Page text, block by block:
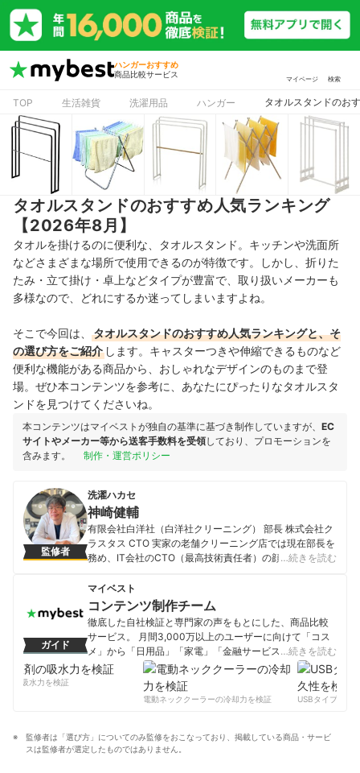
ハンガーおすすめ
商品比較サービス
マイページ 検索
TOP 生活雑貨 洗濯用品 ハンガー タオルスタンドのお
タオルスタンドのおすすめ人気ランキング
【2026年8月】
タオルを掛けるのに便利な、
タオルスタンド。キッチンや洗面所
などさまざまな場所で使用できるのが特徴です。しかし、折りた
たみ・立て掛け・卓上などタイプが豊富で、取り扱いメーカーも
多様なので、どれにするか迷ってしまいますよね。
そこで今回は、
タオルスタンドのおすすめ人気ランキングと、そ
の選び方をご紹介 します。キャスターつきや伸縮できるものなど
便利な機能がある商品から、おしゃれなデザインのものまで登
場。ぜひ本コンテンツを参考に、あなたにぴったりなタオルスタ
ンドを見つけてくださいね。
本コンテンツはマイベストが独自の基準に基づき制作していますが、 EC
サイトやメーカー等から送客手数料を受領しており、プロモーションを
含みます。
制作・運営ポリシー
監修者
洗濯ハカセ
神崎健輔
有限会社白洋社（白洋社クリーニング） 部長 株式会社ク
ラスタス CTO 実家の老舗クリーニング店では現在部長を
務め、IT会社のCTO（最高技術責任者）の顔も持つ。宅
し、全国から集配可能なクリーニング店の運営も行う。
「洗濯ハカセ」として雑誌やFacebook・ twitter・
instagram等のSNSなどで家庭向けの洗濯のアドバイスを
行い、勉強会を開催するなどして地域を盛り上げる活動
にも精力的に取り組んでいる。
神崎健輔のプロフィール
…続きを読む
ガイド
マイベスト
コンテンツ制作チーム
徹底した自社検証と専門家の声をもとにした、商品比較
サービス。 月間3,000万以上のユーザーに向けて「コス
メ」から「日用品」「家電」「金融サービス」まで、ベ
ストな商品を選んでもらうために、毎日コンテンツを制
コンテンツ制作チームのプロフィール
…続きを読む
の吸水力を検証
電動ネッククーラーの冷却力を検証
USBタイプCケー
監修者は「選び方」についてのみ監修をおこなっており、掲載している商品・サービ
スは監修者が選定したものではありません。